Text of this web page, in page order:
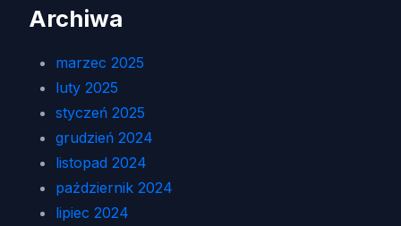
Archiwa
marzec 2025
luty 2025
styczeń 2025
grudzień 2024
listopad 2024
październik 2024
lipiec 2024